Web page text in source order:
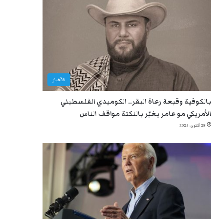
الأخبار
بالكوفية وقبعة رعاة البقر.. الكوميدي الفلسطيني
الأمريكي مو عامر يغيّر بالنكتة مواقف الناس
28 أكتوبر، 2025